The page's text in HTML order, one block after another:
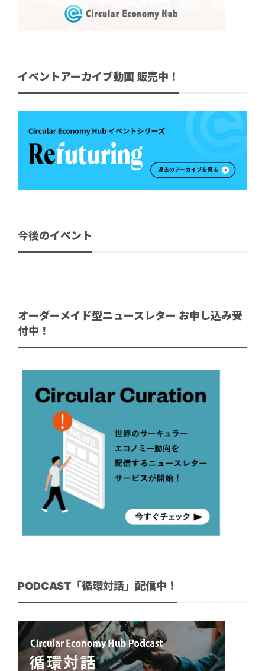
イベントアーカイブ動画 販売中！
今後のイベント
オーダーメイド型ニュースレター お申し込み受
付中！
PODCAST「循環対話」配信中！